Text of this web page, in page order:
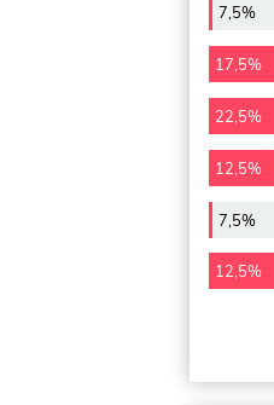
7,5%
17,5%
22,5%
12,5%
7,5%
12,5%